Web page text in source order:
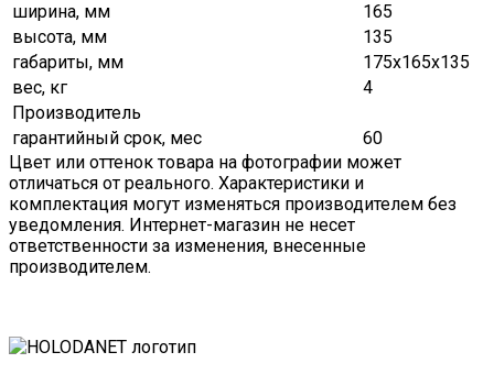
ширина, мм
165
высота, мм
135
габариты, мм
175х165х135
вес, кг
4
Производитель
гарантийный срок, мес
60
Цвет или оттенок товара на фотографии может
отличаться от реального. Характеристики и
комплектация могут изменяться производителем без
уведомления. Интернет-магазин не несет
ответственности за изменения, внесенные
производителем.